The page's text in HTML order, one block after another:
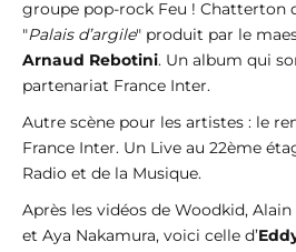
groupe pop-rock Feu ! Chatterton
"Palais d’argile" produit par le
Arnaud Rebotini. Un album qui
partenariat France Inter.
Autre scène pour les artistes : le
France Inter. Un Live au 22ème
Radio et de la Musique.
Après les vidéos de Woodkid,
et Aya Nakamura, voici celle d’